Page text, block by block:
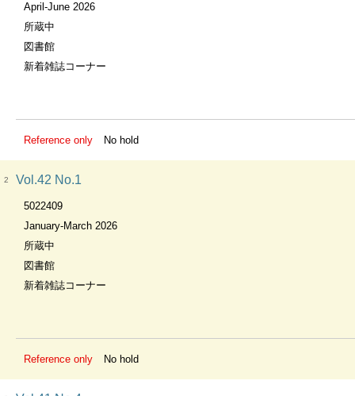
April-June 2026
所蔵中
図書館
新着雑誌コーナー
Reference only No hold
2 Vol.42 No.1
5022409
January-March 2026
所蔵中
図書館
新着雑誌コーナー
Reference only No hold